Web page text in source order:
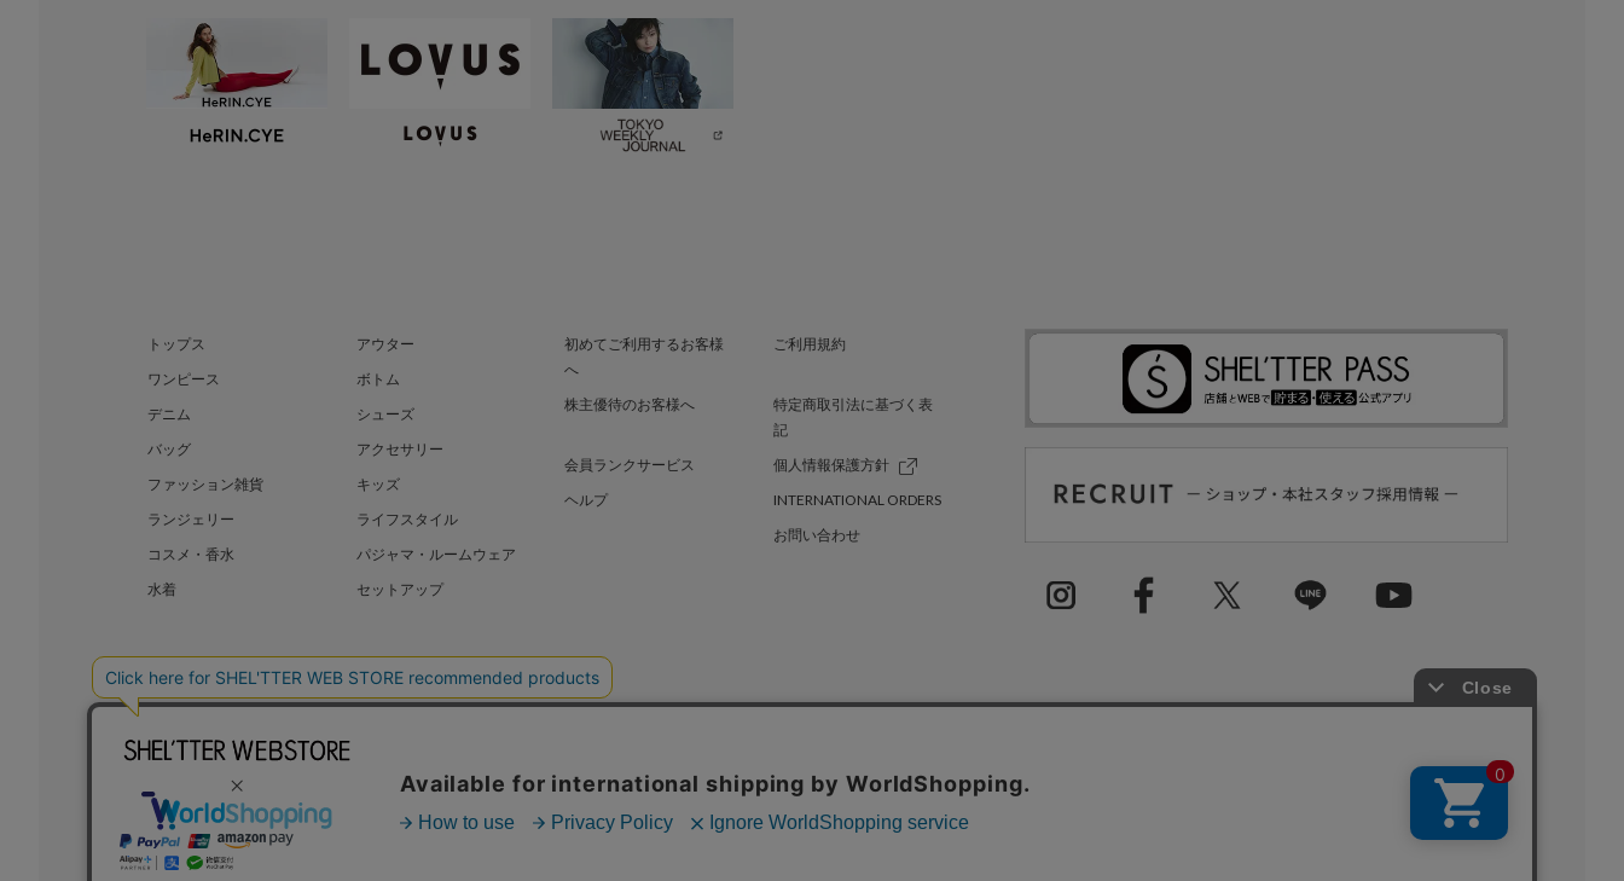
トップス
アウター
ワンピース
ボトム
デニム
シューズ
バッグ
アクセサリー
ファッション雑貨
キッズ
ランジェリー
ライフスタイル
コスメ・香水
パジャマ・ルームウェア
水着
セットアップ
初めてご利用するお客様
へ
ご利用規約
株主優待のお客様へ
特定商取引法に基づく表
記
会員ランクサービス
個人情報保護方針
ヘルプ
INTERNATIONAL ORDERS
お問い合わせ
BAROQUE JAPAN LIMITED SHEL’TTER GREEN 採用情報
COPYRIGHT © BAROQUE JAPAN LIMITED ALL RIGHTS RESERVED.